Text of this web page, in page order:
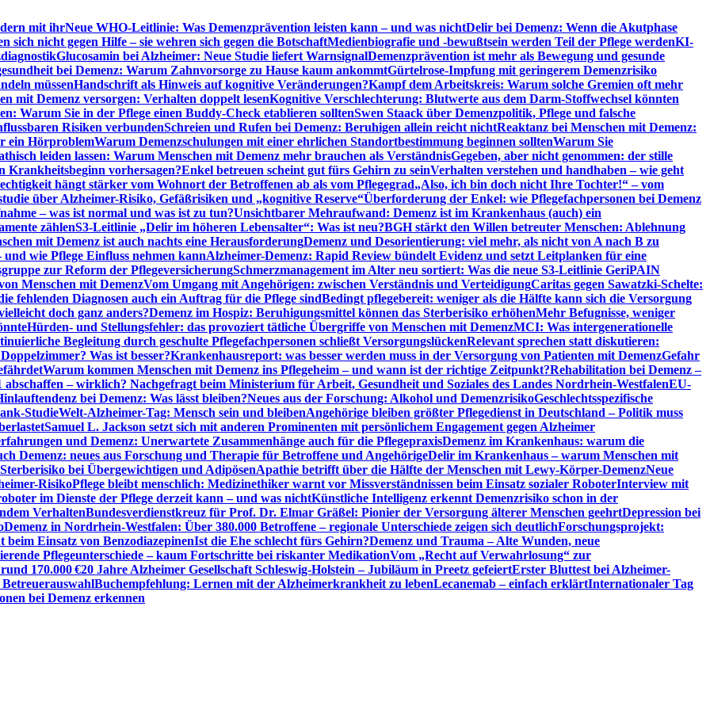
mit ihrNeue WHO-Leitlinie: Was Demenzprävention leisten kann – und was nichtDelir bei Demenz: Wenn die Akutphase
sich nicht gegen Hilfe – sie wehren sich gegen die BotschaftMedienbiografie und -bewußtsein werden Teil der Pflege werdenKI-
Glucosamin bei Alzheimer: Neue Studie liefert WarnsignalDemenzprävention ist mehr als Bewegung und gesunde
bei Demenz: Warum Zahnvorsorge zu Hause kaum ankommtGürtelrose-Impfung mit geringerem Demenzrisiko
müssenHandschrift als Hinweis auf kognitive Veränderungen?Kampf dem Arbeitskreis: Warum solche Gremien oft mehr
mit Demenz versorgen: Verhalten doppelt lesenKognitive Verschlechterung: Blutwerte aus dem Darm-Stoffwechsel könnten
Warum Sie in der Pflege einen Buddy-Check etablieren solltenSwen Staack über Demenzpolitik, Pflege und falsche
Risiken verbundenSchreien und Rufen bei Demenz: Beruhigen allein reicht nichtReaktanz bei Menschen mit Demenz:
ein HörproblemWarum Demenzschulungen mit einer ehrlichen Standortbestimmung beginnen solltenWarum Sie
leiden lassen: Warum Menschen mit Demenz mehr brauchen als VerständnisGegeben, aber nicht genommen: der stille
Krankheitsbeginn vorhersagen?Enkel betreuen scheint gut fürs Gehirn zu seinVerhalten verstehen und handhaben – wie geht
hängt stärker vom Wohnort der Betroffenen ab als vom Pflegegrad„Also, ich bin doch nicht Ihre Tochter!“ – vom
über Alzheimer-Risiko, Gefäßrisiken und „kognitive Reserve“Überforderung der Enkel: wie Pflegefachpersonen bei Demenz
– was ist normal und was ist zu tun?Unsichtbarer Mehraufwand: Demenz ist im Krankenhaus (auch) ein
zählenS3-Leitlinie „Delir im höheren Lebensalter“: Was ist neu?BGH stärkt den Willen betreuter Menschen: Ablehnung
mit Demenz ist auch nachts eine HerausforderungDemenz und Desorientierung: viel mehr, als nicht von A nach B zu
wie Pflege Einfluss nehmen kannAlzheimer-Demenz: Rapid Review bündelt Evidenz und setzt Leitplanken für eine
zur Reform der PflegeversicherungSchmerzmanagement im Alter neu sortiert: Was die neue S3-Leitlinie GeriPAIN
Menschen mit DemenzVom Umgang mit Angehörigen: zwischen Verständnis und VerteidigungCaritas gegen Sawatzki-Schelte:
fehlenden Diagnosen auch ein Auftrag für die Pflege sindBedingt pflegebereit: weniger als die Hälfte kann sich die Versorgung
doch ganz anders?Demenz im Hospiz: Beruhigungsmittel können das Sterberisiko erhöhenMehr Befugnisse, weniger
Hürden- und Stellungsfehler: das provoziert tätliche Übergriffe von Menschen mit DemenzMCI: Was intergenerationelle
Begleitung durch geschulte Pflegefachpersonen schließt VersorgungslückenRelevant sprechen statt diskutieren:
Was ist besser?Krankenhausreport: was besser werden muss in der Versorgung von Patienten mit DemenzGefahr
Warum kommen Menschen mit Demenz ins Pflegeheim – und wann ist der richtige Zeitpunkt?Rehabilitation bei Demenz –
abschaffen – wirklich? Nachgefragt beim Ministerium für Arbeit, Gesundheit und Soziales des Landes Nordrhein-WestfalenEU-
bei Demenz: Was lässt bleiben?Neues aus der Forschung: Alkohol und DemenzrisikoGeschlechtsspezifische
StudieWelt-Alzheimer-Tag: Mensch sein und bleibenAngehörige bleiben größter Pflegedienst in Deutschland – Politik muss
Samuel L. Jackson setzt sich mit anderen Prominenten mit persönlichem Engagement gegen Alzheimer
und Demenz: Unerwartete Zusammenhänge auch für die PflegepraxisDemenz im Krankenhaus: warum die
Demenz: neues aus Forschung und Therapie für Betroffene und AngehörigeDelir im Krankenhaus – warum Menschen mit
bei Übergewichtigen und AdipösenApathie betrifft über die Hälfte der Menschen mit Lewy-Körper-DemenzNeue
RisikoPflege bleibt menschlich: Medizinethiker warnt vor Missverständnissen beim Einsatz sozialer RoboterInterview mit
im Dienste der Pflege derzeit kann – und was nichtKünstliche Intelligenz erkennt Demenzrisiko schon in der
VerhaltenBundesverdienstkreuz für Prof. Dr. Elmar Gräßel: Pionier der Versorgung älterer Menschen geehrtDepression bei
Demenz in Nordrhein-Westfalen: Über 380.000 Betroffene – regionale Unterschiede zeigen sich deutlichForschungsprojekt:
Einsatz von BenzodiazepinenIst die Ehe schlecht fürs Gehirn?Demenz und Trauma – Alte Wunden, neue
Pflegeunterschiede – kaum Fortschritte bei riskanter MedikationVom „Recht auf Verwahrlosung“ zur
170.000 €20 Jahre Alzheimer Gesellschaft Schleswig-Holstein – Jubiläum in Preetz gefeiertErster Bluttest bei Alzheimer-
Buchempfehlung: Lernen mit der Alzheimerkrankheit zu lebenLecanemab – einfach erklärtInternationaler Tag
bei Demenz erkennen